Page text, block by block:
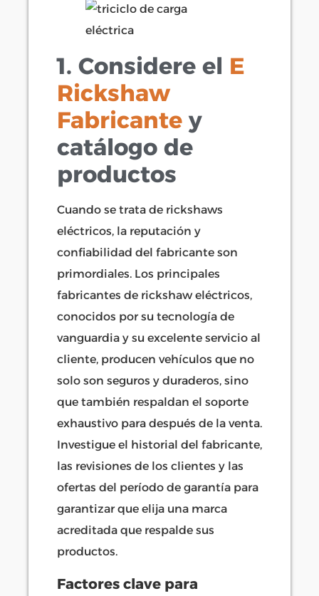
1. Considere el E
Rickshaw
Fabricante y
catálogo de
productos
Cuando se trata de rickshaws
eléctricos, la reputación y
confiabilidad del fabricante son
primordiales. Los principales
fabricantes de rickshaw eléctricos,
conocidos por su tecnología de
vanguardia y su excelente servicio al
cliente, producen vehículos que no
solo son seguros y duraderos, sino
que también respaldan el soporte
exhaustivo para después de la venta.
Investigue el historial del fabricante,
las revisiones de los clientes y las
ofertas del período de garantía para
garantizar que elija una marca
acreditada que respalde sus
productos.
Factores clave para